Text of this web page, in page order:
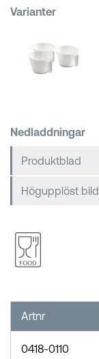
Varianter
Nedladdningar
Produktblad
Högupplöst bild
Artnr
0418-0110